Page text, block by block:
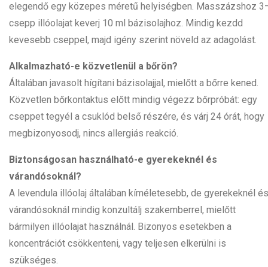
elegendő egy közepes méretű helyiségben. Masszázshoz
csepp illóolajat keverj 10 ml bázisolajhoz. Mindig kezdd
kevesebb cseppel, majd igény szerint növeld az adagolást.
Alkalmazható-e közvetlenül a bőrön?
Általában javasolt hígítani bázisolajjal, mielőtt a bőrre kened.
Közvetlen bőrkontaktus előtt mindig végezz bőrpróbát: egy
cseppet tegyél a csuklód belső részére, és várj 24 órát, hogy
megbizonyosodj, nincs allergiás reakció.
Biztonságosan használható-e gyerekeknél és
várandósoknál?
A levendula illóolaj általában kíméletesebb, de gyerekeknél és
várandósoknál mindig konzultálj szakemberrel, mielőtt
bármilyen illóolajat használnál. Bizonyos esetekben a
koncentrációt csökkenteni, vagy teljesen elkerülni is
szükséges.